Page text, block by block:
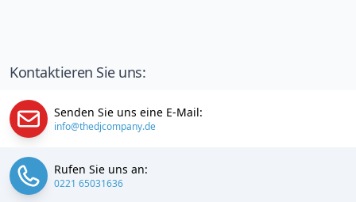
Kontaktieren Sie uns:
Senden Sie uns eine E-Mail:
info@thedjcompany.de
Rufen Sie uns an:
0221 65031636